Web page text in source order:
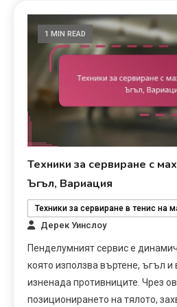
1 MIN READ
Техники за сервиране с
Ъгъл, Вариация
Техники за сервиране в тенис на
Дерек Уинслоу
Пенделумният сервис е
която използва въртене, ъгъл и
изненада противниците. Чрез
позиционирането на тялото,